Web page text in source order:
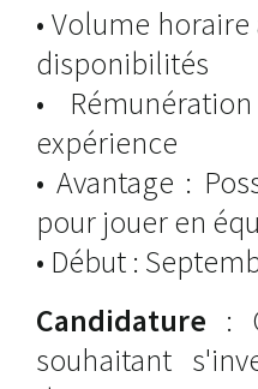
• Volume
disponibilités
•
expérience
• Avantage :
pour jouer en
• Début :
Candidature :
souhaitant